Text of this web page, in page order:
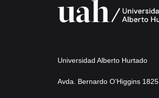
Universidad Alberto Hurtado
Avda. Bernardo O’Higgins 1825